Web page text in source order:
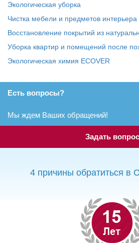
Экологическая уборка
Чистка мебели и предметов
Восстановление покрытий из
Уборка квартир и помещений после
Экологическая химия ECOVER
Есть вопросы?
Мы ждем Ваших обращений!
Задать вопрос
4 причины обратиться в